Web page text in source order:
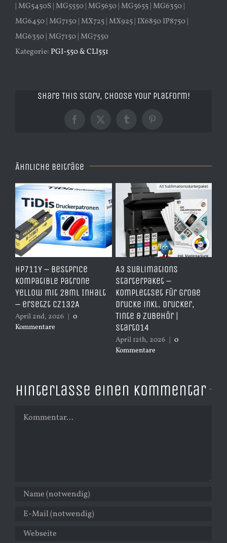
| MG5450S | MG5550 | MG5650 | MG5655 | MG6350 |
MG6450 | MG7150 | MX725 | MX925 | IX6850 IP8750 |
MG6350 | MG7150 | MG7550
Kategorie: PGI-550 & CLI551
Share This Story, Choose Your Platform!
Facebook
X TumblrPinterest
Ähnliche Beiträge
HP711Y – BestPrice
Kompatible Patrone
Yellow mit 28ml Inhalt
– ersetzt CZ132A
April 2nd, 2026 | 0
Kommentare
A3 Sublimations
Starterpaket –
Komplettset für große
Drucke inkl. Drucker,
Tinte & Zubehör |
Start014
April 12th, 2026 | 0
Kommentare
Hinterlasse einen Kommentar
Kommentar